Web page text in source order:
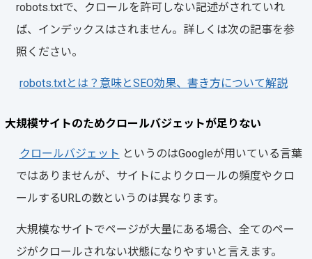
robots.txtで、クロールを許可しない記述がされていれ
ば、インデックスはされません。詳しくは次の記事を参
照ください。
robots.txtとは？意味とSEO効果、書き方について解説
大規模サイトのためクロールバジェットが足りない
クロールバジェット というのはGoogleが用いている言葉
ではありませんが、サイトによりクロールの頻度やクロ
ールするURLの数というのは異なります。
大規模なサイトでページが大量にある場合、全てのペー
ジがクロールされない状態になりやすいと言えます。